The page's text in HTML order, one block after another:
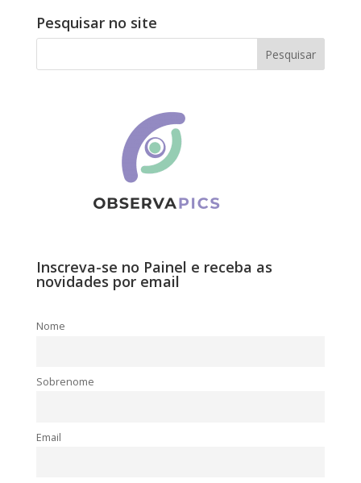
Pesquisar no site
Inscreva-se no Painel e receba as
novidades por email
Nome
Sobrenome
Email